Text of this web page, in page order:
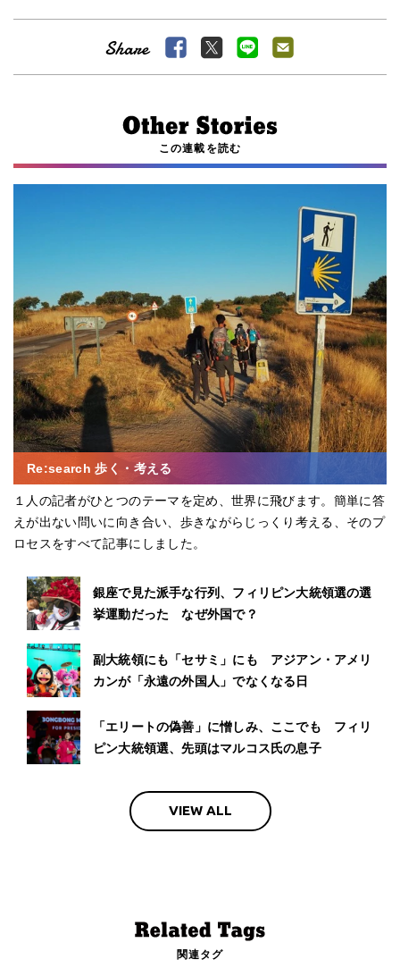
この連載を読む
Re:search 歩く・考える
１人の記者がひとつのテーマを定め、世界に飛びます。簡単に答
えが出ない問いに向き合い、歩きながらじっくり考える、そのプ
ロセスをすべて記事にしました。
銀座で見た派手な行列、フィリピン大統領選の選
挙運動だった なぜ外国で？
副大統領にも「セサミ」にも アジアン・アメリ
カンが「永遠の外国人」でなくなる日
「エリートの偽善」に憎しみ、ここでも フィリ
ピン大統領選、先頭はマルコス氏の息子
VIEW ALL
関連タグ